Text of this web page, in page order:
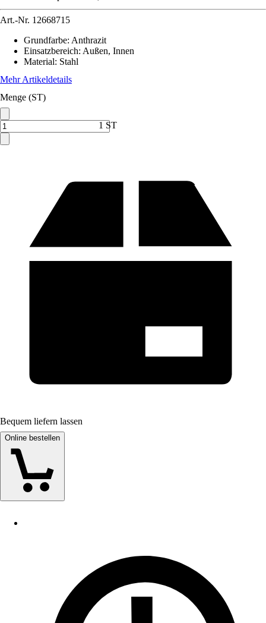
Art.-Nr. 12668715
Grundfarbe: Anthrazit
Einsatzbereich: Außen, Innen
Material: Stahl
Mehr Artikeldetails
Menge (ST)
1 ST
Bequem liefern lassen
Online bestellen